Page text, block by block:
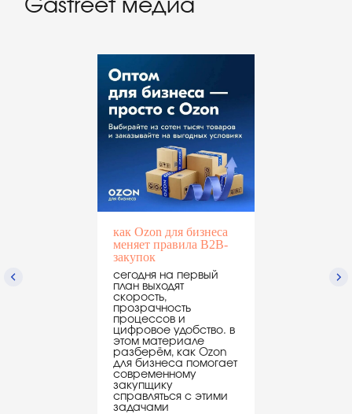
как Ozon для бизнеса
меняет правила B2B-
закупок
сегодня на первый
план выходят
скорость,
прозрачность
процессов и
цифровое удобство. в
этом материале
разберём, как Ozon
для бизнеса помогает
современному
закупщику
справляться с этими
задачами
целое десятилетие объединяем
рестораторов, производителей
и поставщиков — тех, кто двигает
индустрию вперёд
присоединяйтесь к бизнес-кампусу
стать партнёром
партнёры по организации